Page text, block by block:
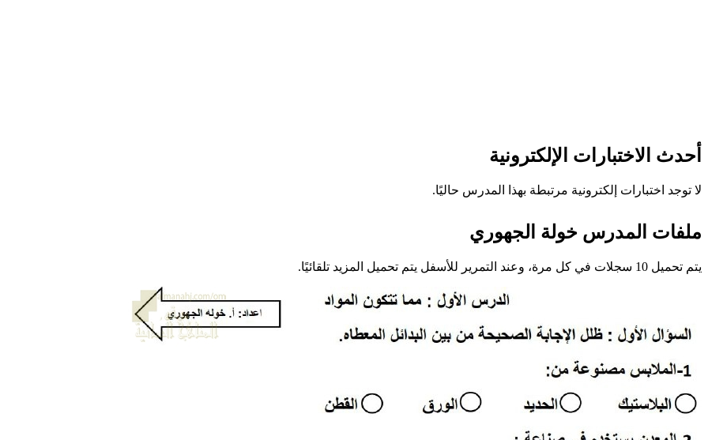
أحدث الاختبارات الإلكترونية
لا توجد اختبارات إلكترونية مرتبطة بهذا المدرس حاليًا.
ملفات المدرس خولة الجهوري
يتم تحميل 10 سجلات في كل مرة، وعند التمرير للأسفل يتم تحميل المزيد تلقائيًا.